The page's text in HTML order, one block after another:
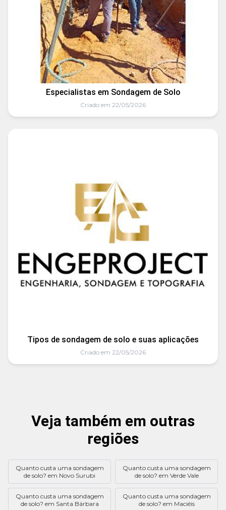
Especialistas em Sondagem de Solo
Criado em 22/05/2026
Tipos de sondagem de solo e suas aplicações
Criado em 22/05/2026
Veja também em outras
regiões
Quanto custa uma sondagem
de solo? em Novo Surubi
Quanto custa uma sondagem
de solo? em Verde Vale
Quanto custa uma sondagem
de solo? em Santa Bárbara
Quanto custa uma sondagem
de solo? em Maciéis